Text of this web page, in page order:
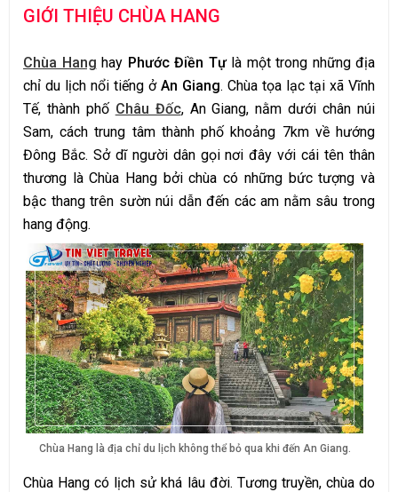
GIỚI THIỆU CHÙA HANG
Chùa Hang hay Phước Điền Tựlà một trong những địa
chỉ du lịch nổi tiếng ở An Giang. Chùa tọa lạc tại xã Vĩnh
Tế, thành phố Châu Đốc, An Giang, nằm dưới chân núi
Sam, cách trung tâm thành phố khoảng 7km về hướng
Đông Bắc. Sở dĩ người dân gọi nơi đây với cái tên thân
thương là Chùa Hang bởi chùa có những bức tượng và
bậc thang trên sườn núi dẫn đến các am nằm sâu trong
hang động.
Chùa Hang là địa chỉ du lịch không thể bỏ qua khi đến An Giang.
Chùa Hang có lịch sử khá lâu đời. Tương truyền, chùa do